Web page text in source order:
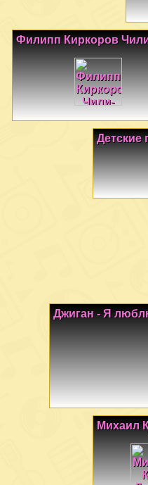
Филипп Киркоров
Детские
Джиган - Я
Михаил